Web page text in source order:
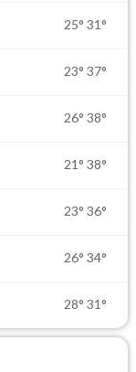
25° 31°
23° 37°
26° 38°
21° 38°
23° 36°
26° 34°
28° 31°